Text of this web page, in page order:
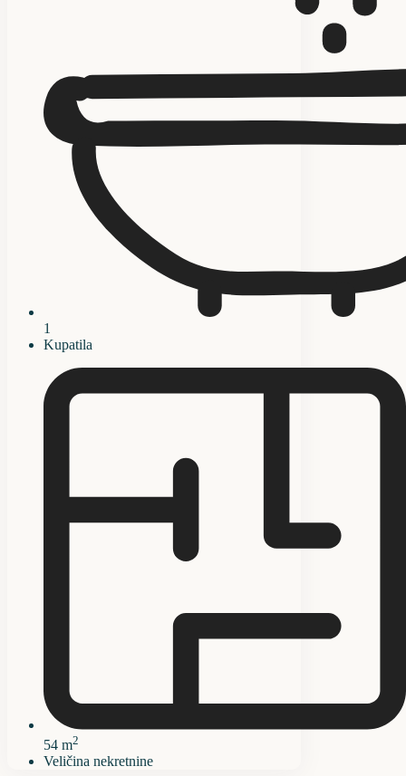
1
Kupatila
54 m2
Veličina nekretnine